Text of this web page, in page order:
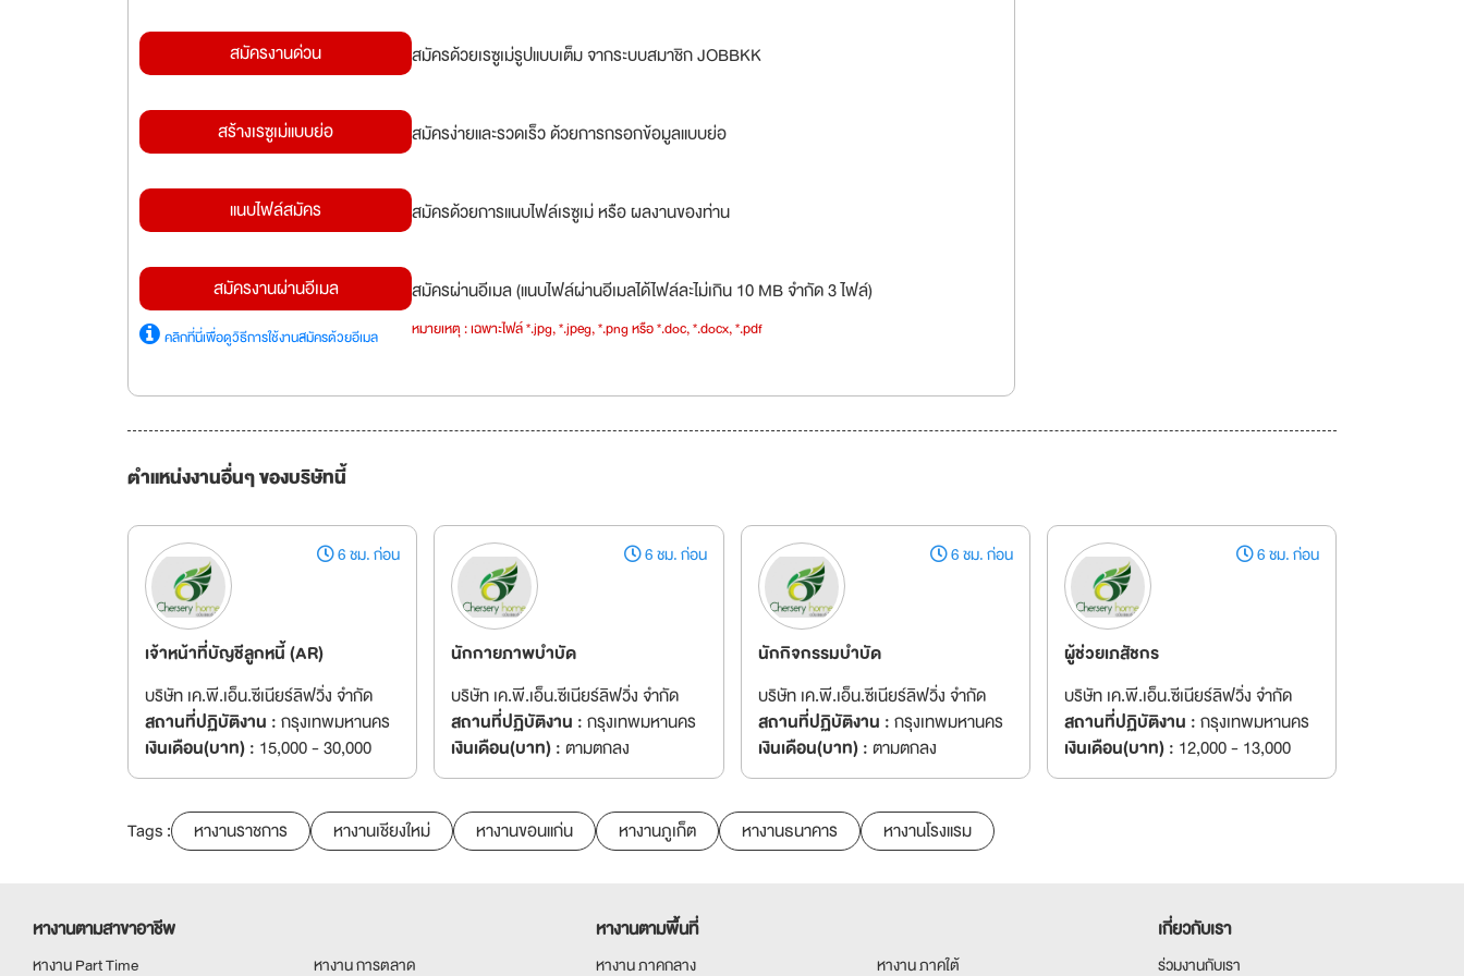
สมัครงานด่วน สมัครด้วยเรซูเม่รูปแบบเต็ม จากระบบสมาชิก JOBBKK
สร้างเรซูเม่แบบย่อ สมัครง่ายและรวดเร็ว ด้วยการกรอกข้อมูลแบบย่อ
แนบไฟล์สมัคร สมัครด้วยการแนบไฟล์เรซูเม่ หรือ ผลงานของท่าน
สมัครงานผ่านอีเมล
คลิกที่นี่เพื่อดูวิธีการใช้งานสมัครด้วยอีเมล
สมัครผ่านอีเมล (แนบไฟล์ผ่านอีเมลได้ไฟล์ละไม่เกิน 10 MB จำกัด 3 ไฟล์)
หมายเหตุ : เฉพาะไฟล์ *.jpg, *.jpeg, *.png หรือ *.doc, *.docx, *.pdf
ตำแหน่งงานอื่นๆ ของบริษัทนี้
6 ชม. ก่อน
เจ้าหน้าที่บัญชีลูกหนี้ (AR)
บริษัท เค.พี.เอ็น.ซีเนียร์ลิฟวิ่ง จำกัด
สถานที่ปฏิบัติงาน :กรุงเทพมหานคร
เงินเดือน(บาท) : 15,000 - 30,000
6 ชม. ก่อน
นักกายภาพบำบัด
บริษัท เค.พี.เอ็น.ซีเนียร์ลิฟวิ่ง จำกัด
สถานที่ปฏิบัติงาน :กรุงเทพมหานคร
เงินเดือน(บาท) :ตามตกลง
6 ชม. ก่อน
นักกิจกรรมบำบัด
บริษัท เค.พี.เอ็น.ซีเนียร์ลิฟวิ่ง จำกัด
สถานที่ปฏิบัติงาน :กรุงเทพมหานคร
เงินเดือน(บาท) :ตามตกลง
6 ชม. ก่อน
ผู้ช่วยเภสัชกร
บริษัท เค.พี.เอ็น.ซีเนียร์ลิฟวิ่ง จำกัด
สถานที่ปฏิบัติงาน :กรุงเทพมหานคร
เงินเดือน(บาท) : 12,000 - 13,000
Tags : หางานราชการ หางานเชียงใหม่ หางานขอนแก่น หางานภูเก็ต หางานธนาคาร หางานโรงแรม
หางานตามสาขาอาชีพ
หางาน Part Time หางาน การตลาด
หางานตามพื้นที่
หางาน ภาคกลาง หางาน ภาคใต้
เกี่ยวกับเรา
ร่วมงานกับเรา